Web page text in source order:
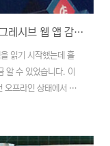
PWA 입문자라면!? 만들면서 배우는 프로그레시브 웹 앱 감상후기
기 시작했는데 흘
수 있었습니다. 이
오프라인 상태에서 서
것보다는 개발자가
한 상태일 수 있지만,